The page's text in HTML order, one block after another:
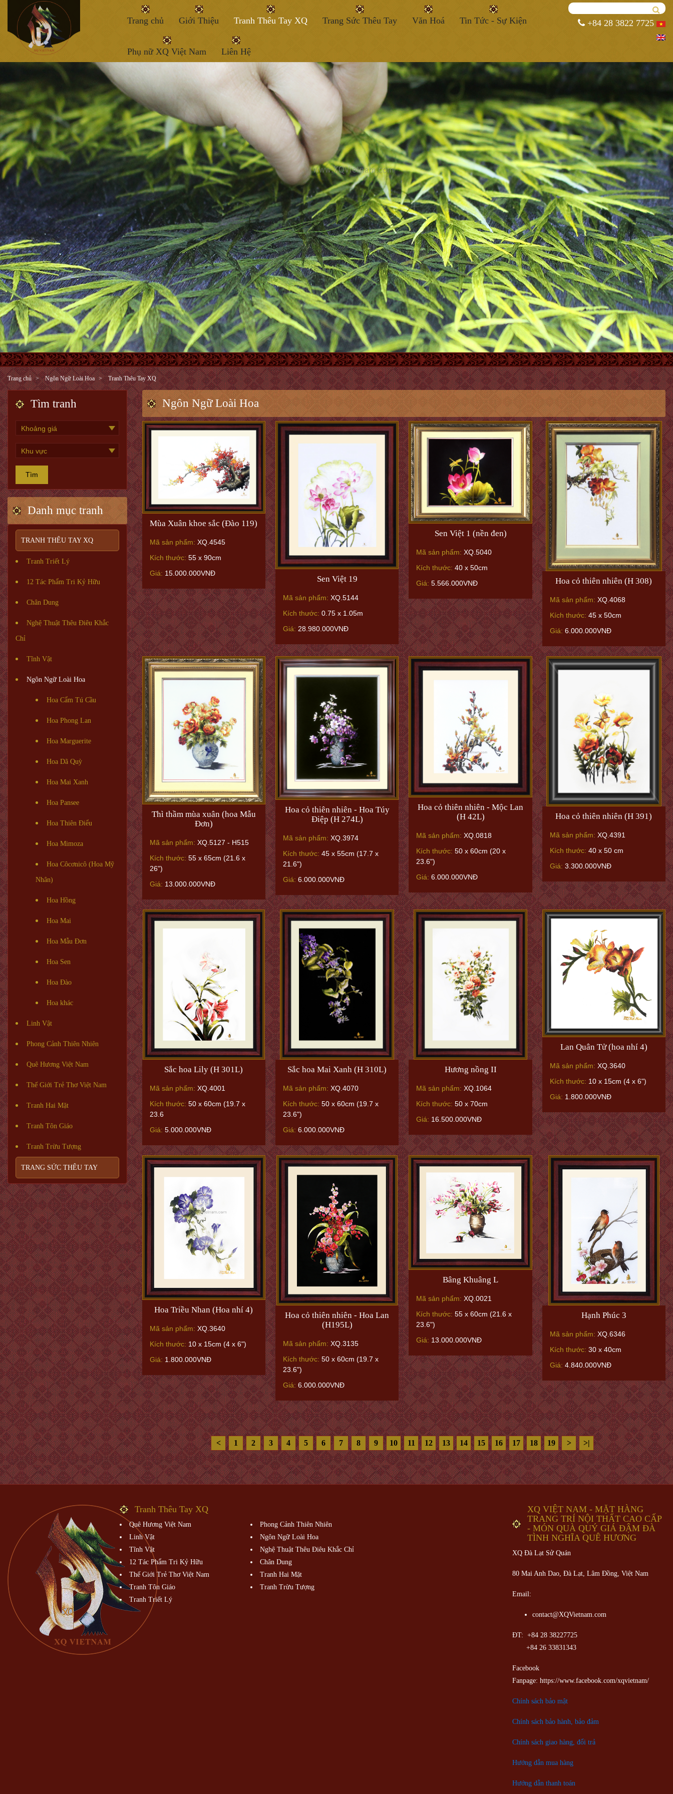
Trang chủ Giới Thiệu Tranh Thêu Tay XQ Trang Sức Thêu Tay Văn Hoá Tin Tức - Sự Kiện
Phụ nữ XQ Việt Nam Liên Hệ
+84 28 3822 7725
Trang chủ Ngôn Ngữ Loài Hoa Tranh Thêu Tay XQ
Tìm tranh
Tìm
Danh mục tranh
TRANH THÊU TAY XQ
Tranh Triết Lý
12 Tác Phẩm Tri Kỷ Hữu
Chân Dung
Nghệ Thuật Thêu Điêu Khắc
Chỉ
Tĩnh Vật
Ngôn Ngữ Loài Hoa
Hoa Cẩm Tú Cầu
Hoa Phong Lan
Hoa Marguerite
Hoa Dã Quỳ
Hoa Mai Xanh
Hoa Pansee
Hoa Thiên Điểu
Hoa Mimoza
Hoa Côcơnicô (Hoa Mỹ
Nhân)
Hoa Hồng
Hoa Mai
Hoa Mẫu Đơn
Hoa Sen
Hoa Đào
Hoa khác
Linh Vật
Phong Cảnh Thiên Nhiên
Quê Hương Việt Nam
Thế Giới Trẻ Thơ Việt Nam
Tranh Hai Mặt
Tranh Tôn Giáo
Tranh Trừu Tượng
TRANG SỨC THÊU TAY
Ngôn Ngữ Loài Hoa
Mùa Xuân khoe sắc (Đào 119)
Mã sản phẩm: XQ.4545
Kích thước: 55 x 90cm
Giá: 15.000.000VNĐ
Sen Việt 19
Mã sản phẩm: XQ.5144
Kích thước: 0.75 x 1.05m
Giá: 28.980.000VNĐ
Sen Việt 1 (nền đen)
Mã sản phẩm: XQ.5040
Kích thước: 40 x 50cm
Giá: 5.566.000VNĐ Hoa cỏ thiên nhiên (H 308)
Mã sản phẩm: XQ.4068
Kích thước: 45 x 50cm
Giá: 6.000.000VNĐ
Thì thầm mùa xuân (hoa Mẫu
Đơn)
Mã sản phẩm: XQ.5127 - H515
Kích thước: 55 x 65cm (21.6 x
26")
Giá: 13.000.000VNĐ
Hoa cỏ thiên nhiên - Hoa Túy
Điệp (H 274L)
Mã sản phẩm: XQ.3974
Kích thước: 45 x 55cm (17.7 x
21.6")
Giá: 6.000.000VNĐ
Hoa cỏ thiên nhiên - Mộc Lan
(H 42L)
Mã sản phẩm: XQ.0818
Kích thước: 50 x 60cm (20 x
23.6")
Giá: 6.000.000VNĐ
Hoa cỏ thiên nhiên (H 391)
Mã sản phẩm: XQ.4391
Kích thước: 40 x 50 cm
Giá: 3.300.000VNĐ
Sắc hoa Lily (H 301L)
Mã sản phẩm: XQ.4001
Kích thước: 50 x 60cm (19.7 x
23.6
Giá: 5.000.000VNĐ
Sắc hoa Mai Xanh (H 310L)
Mã sản phẩm: XQ.4070
Kích thước: 50 x 60cm (19.7 x
23.6")
Giá: 6.000.000VNĐ
Hương nồng II
Mã sản phẩm: XQ.1064
Kích thước: 50 x 70cm
Giá: 16.500.000VNĐ
Lan Quân Tử (hoa nhí 4)
Mã sản phẩm: XQ.3640
Kích thước: 10 x 15cm (4 x 6")
Giá: 1.800.000VNĐ
Hoa Triều Nhan (Hoa nhí 4)
Mã sản phẩm: XQ.3640
Kích thước: 10 x 15cm (4 x 6")
Giá: 1.800.000VNĐ
Hoa cỏ thiên nhiên - Hoa Lan
(H195L)
Mã sản phẩm: XQ.3135
Kích thước: 50 x 60cm (19.7 x
23.6")
Giá: 6.000.000VNĐ
Bâng Khuâng L
Mã sản phẩm: XQ.0021
Kích thước: 55 x 60cm (21.6 x
23.6")
Giá: 13.000.000VNĐ
Hạnh Phúc 3
Mã sản phẩm: XQ.6346
Kích thước: 30 x 40cm
Giá: 4.840.000VNĐ
< 1 2 3 4 5 6 7 8 9 10 11 12 13 14 15 16 17 18 19 > >|
Tranh Thêu Tay XQ
Quê Hương Việt Nam
Phong Cảnh Thiên Nhiên
Linh Vật
Ngôn Ngữ Loài Hoa
Tĩnh Vật
Nghệ Thuật Thêu Điêu Khắc Chỉ
12 Tác Phẩm Tri Kỷ Hữu
Chân Dung
Thế Giới Trẻ Thơ Việt Nam
Tranh Hai Mặt
Tranh Tôn Giáo
Tranh Trừu Tượng
Tranh Triết Lý
XQ VIỆT NAM - MẶT HÀNG
TRANG TRÍ NỘI THẤT CAO CẤP
- MÓN QUÀ QUÝ GIÁ ĐẬM ĐÀ
TÌNH NGHĨA QUÊ HƯƠNG
XQ Đà Lạt Sử Quán
80 Mai Anh Dao, Đà Lạt, Lâm Đồng, Việt Nam
Email:
contact@XQVietnam.com
ĐT: +84 28 38227725
+84 26 33831343
Facebook
Fanpage: https://www.facebook.com/xqvietnam/
Chính sách bảo mật
Chính sách bảo hành, bảo đảm
Chính sách giao hàng, đổi trả
Hướng dẫn mua hàng
Hướng dẫn thanh toán